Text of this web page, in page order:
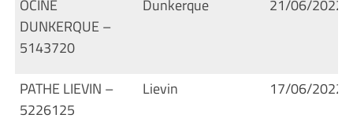
OCINE
DUNKERQUE –
5143720
Dunkerque 21/06/2022
PATHE LIEVIN –
5226125
Lievin 17/06/2022